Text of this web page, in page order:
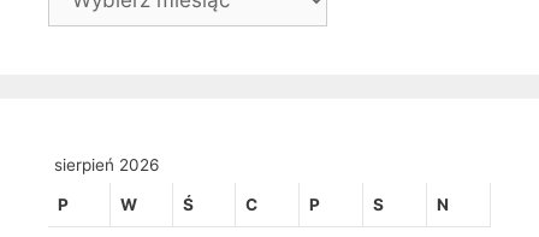
sierpień 2026
P W Ś C P S N